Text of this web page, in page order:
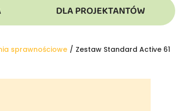
DLA PROJEKTANTÓW
sprawnościowe Zestaw Standard Active 61